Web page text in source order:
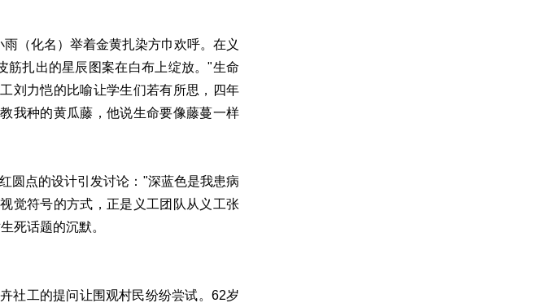
（化名）举着金黄扎染方巾欢呼。在义
筋扎出的星辰图案在白布上绽放。"生命
刘力恺的比喻让学生们若有所思，四年
我种的黄瓜藤，他说生命要像藤蔓一样
圆点的设计引发讨论："深蓝色是我患病
觉符号的方式，正是义工团队从义工张
死话题的沉默。
工的提问让围观村民纷纷尝试。62岁